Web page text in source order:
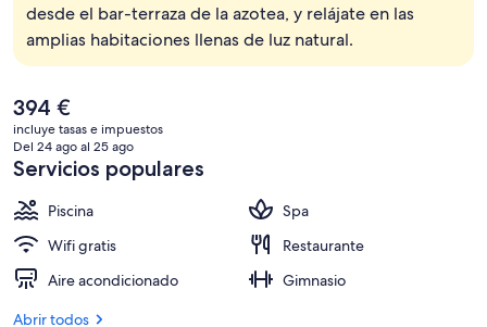
desde el bar-terraza de la azotea, y relájate en las
amplias habitaciones llenas de luz natural.
El
precio
actual
es
de
394 €
394 €
incluye tasas e impuestos
Del 24 ago al 25 ago
Servicios populares
Piscina
Spa
Wifi gratis
Restaurante
Aire acondicionado
Gimnasio
Abrir todos